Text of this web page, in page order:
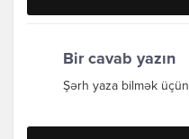
Bir cavab yazın
Şərh yaza bilmək üçün